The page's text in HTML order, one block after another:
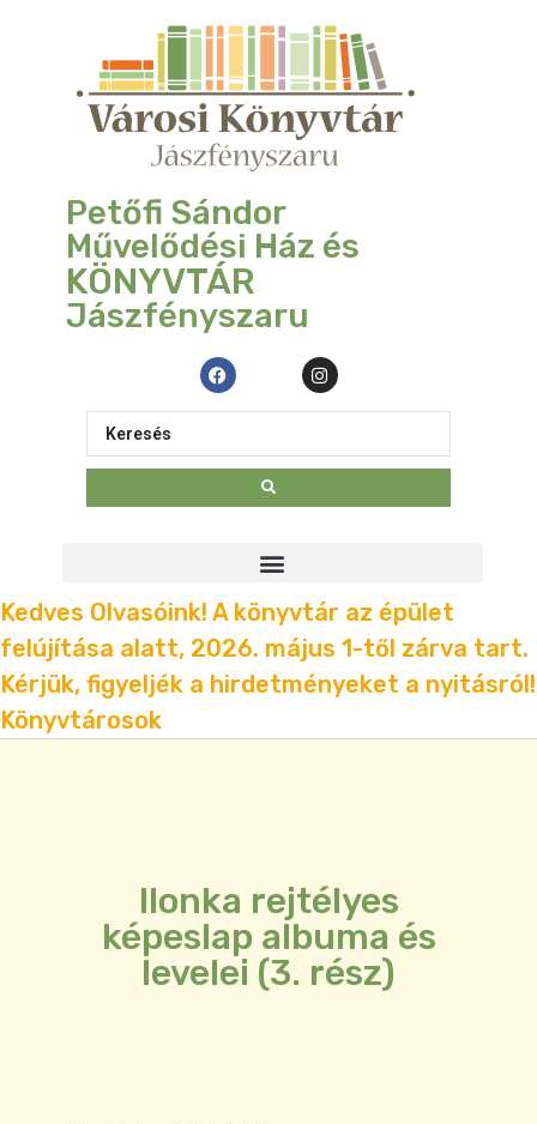
Petőfi Sándor
Művelődési Ház és
KÖNYVTÁR
Jászfényszaru
Kedves Olvasóink! A könyvtár az épület
felújítása alatt, 2026. május 1-től zárva tart.
Kérjük, figyeljék a hirdetményeket a nyitásról!
Könyvtárosok
Ilonka rejtélyes
képeslap albuma és
levelei (3. rész)